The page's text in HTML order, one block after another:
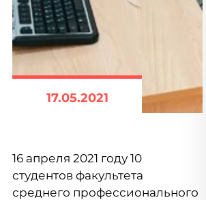
17.05.2021
16 апреля 2021 году 10
студентов факультета
среднего профессионального